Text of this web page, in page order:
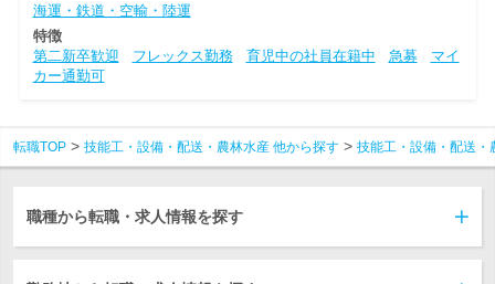
海運・鉄道・空輸・陸運
特徴
第二新卒歓迎
フレックス勤務 育児中の社員在籍中 急募
マイ
カー通勤可
転職TOP 技能工・設備・配送・農林水産 他から探す 技能工・設備・配送・
職種から転職・求人情報を探す